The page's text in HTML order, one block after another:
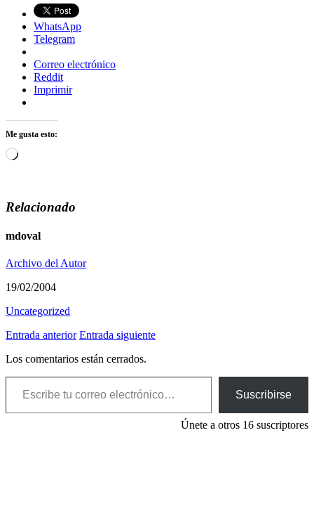
WhatsApp
Telegram
Correo electrónico
Reddit
Imprimir
Me gusta esto:
Cargando...
Relacionado
mdoval
Archivo del Autor
19/02/2004
Uncategorized
Entrada anterior Entrada siguiente
Los comentarios están cerrados.
Escribe tu correo electrónico…
Suscribirse
Únete a otros 16 suscriptores